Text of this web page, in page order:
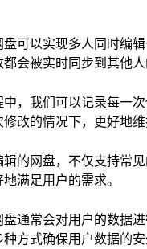
可以实现多人同时编
会被实时同步到其他
，我们可以记录每一
改的情况下，更好地
的网盘，不仅支持常
满足用户的需求。
通常会对用户的数据
方式确保用户数据的